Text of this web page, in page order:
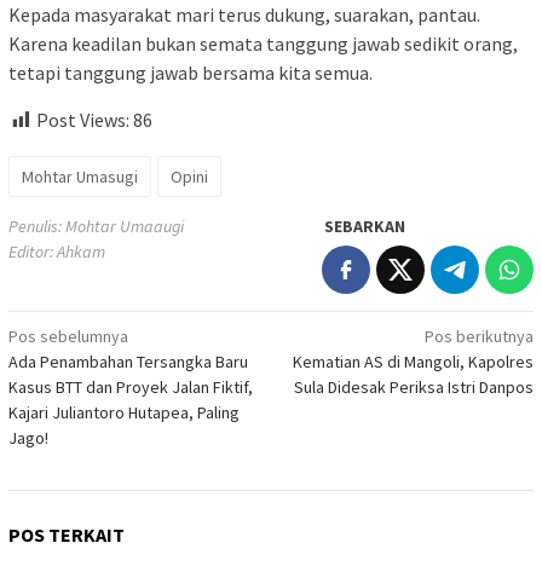
Kepada masyarakat mari terus dukung, suarakan, pantau.
Karena keadilan bukan semata tanggung jawab sedikit orang,
tetapi tanggung jawab bersama kita semua.
Post Views: 86
Mohtar Umasugi Opini
Penulis: Mohtar Umaaugi
Editor: Ahkam
SEBARKAN
Navigasi
pos
Pos sebelumnya
Ada Penambahan Tersangka Baru
Kasus BTT dan Proyek Jalan Fiktif,
Kajari Juliantoro Hutapea, Paling
Jago!
Pos berikutnya
Kematian AS di Mangoli, Kapolres
Sula Didesak Periksa Istri Danpos
POS TERKAIT